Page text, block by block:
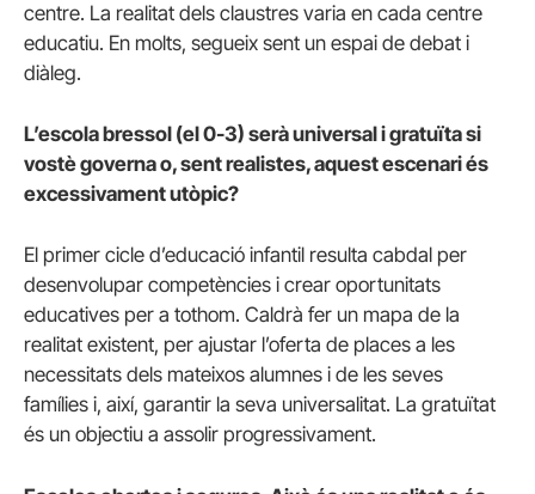
centre. La realitat dels claustres varia en cada centre
educatiu. En molts, segueix sent un espai de debat i
diàleg.
L’escola bressol (el 0-3) serà universal i gratuïta si
vostè governa o, sent realistes, aquest escenari és
excessivament utòpic?
El primer cicle d’educació infantil resulta cabdal per
desenvolupar competències i crear oportunitats
educatives per a tothom. Caldrà fer un mapa de la
realitat existent, per ajustar l’oferta de places a les
necessitats dels mateixos alumnes i de les seves
famílies i, així, garantir la seva universalitat. La gratuïtat
és un objectiu a assolir progressivament.